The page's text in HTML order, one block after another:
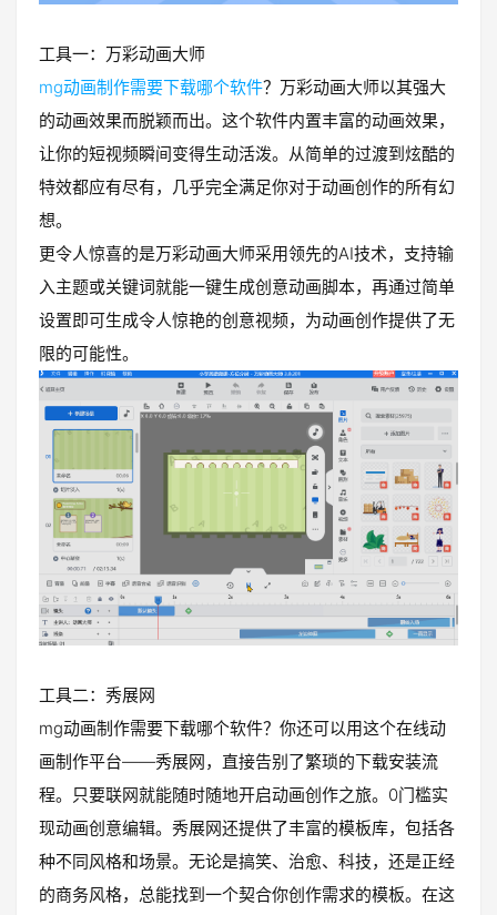
工具一：万彩动画大师
mg动画制作需要下载哪个软件？万彩动画大师以其强大
的动画效果而脱颖而出。这个软件内置丰富的动画效果，
让你的短视频瞬间变得生动活泼。从简单的过渡到炫酷的
特效都应有尽有，几乎完全满足你对于动画创作的所有幻
想。
更令人惊喜的是万彩动画大师采用领先的AI技术，支持输
入主题或关键词就能一键生成创意动画脚本，再通过简单
设置即可生成令人惊艳的创意视频，为动画创作提供了无
限的可能性。
工具二：秀展网
mg动画制作需要下载哪个软件？你还可以用这个在线动
画制作平台——秀展网，直接告别了繁琐的下载安装流
程。只要联网就能随时随地开启动画创作之旅。0门槛实
现动画创意编辑。秀展网还提供了丰富的模板库，包括各
种不同风格和场景。无论是搞笑、治愈、科技，还是正经
的商务风格，总能找到一个契合你创作需求的模板。在这